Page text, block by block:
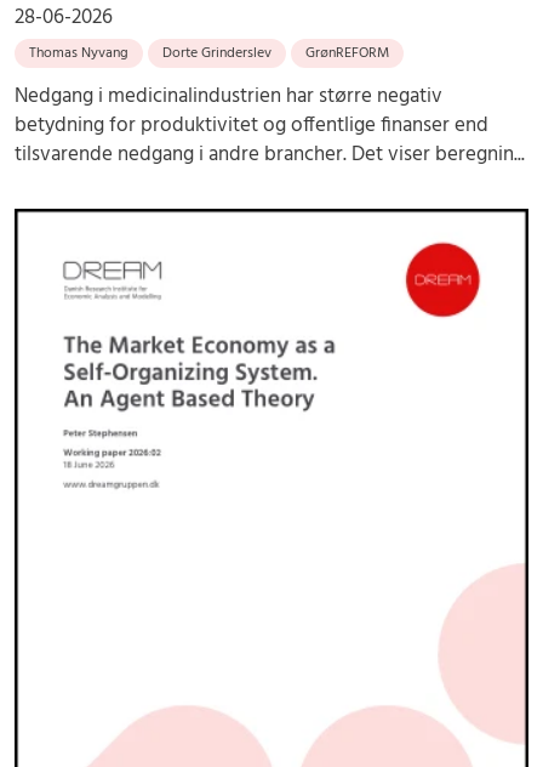
28-06-2026
Thomas Nyvang Dorte Grinderslev GrønREFORM
Nedgang i medicinalindustrien har større negativ
betydning for produktivitet og offentlige finanser end
tilsvarende nedgang i andre brancher. Det viser beregnin...